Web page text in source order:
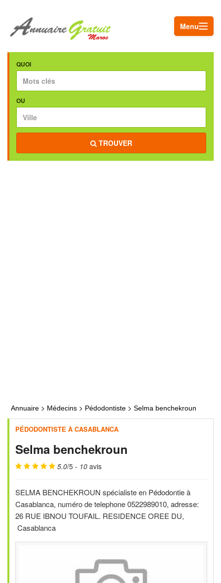
Menu
QUOI
OU
TROUVER
Annuaire > Médecins > Pédodontiste > Selma benchekroun
PÉDODONTISTE À CASABLANCA
Selma benchekroun
5.0/5 - 10 avis
SELMA BENCHEKROUN spécialiste en Pédodontie à
Casablanca, numéro de telephone 0522989010, adresse:
26 RUE IBNOU TOUFAIL. RESIDENCE OREE DU,
Casablanca